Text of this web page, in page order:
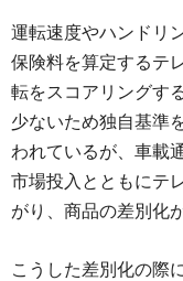
運転速度やハンドリ
保険料を算定するテ
転をスコアリングす
少ないため独自基準
われているが、車載
市場投入とともにテ
がり、商品の差別化
こうした差別化の際